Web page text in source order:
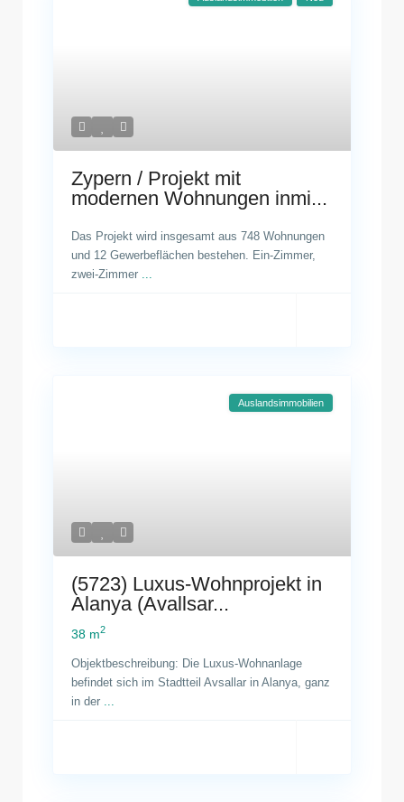
Zypern / Projekt mit
modernen Wohnungen inmi...
Das Projekt wird insgesamt aus 748 Wohnungen
und 12 Gewerbeflächen bestehen. Ein-Zimmer,
zwei-Zimmer
Auslandsimmobilien
(5723) Luxus-Wohnprojekt in
Alanya (Avallsar...
38 m2
Objektbeschreibung: Die Luxus-Wohnanlage
befindet sich im Stadtteil Avsallar in Alanya, ganz
in der